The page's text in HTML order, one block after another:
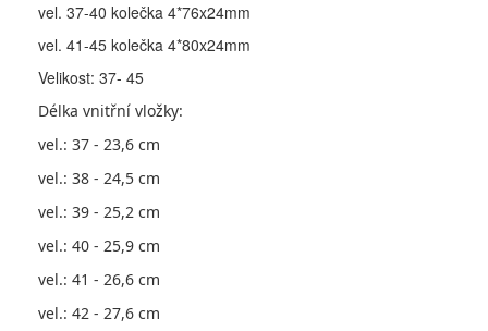
vel. 37-40 kolečka 4*76x24mm
vel. 41-45 kolečka 4*80x24mm
Velikost: 37- 45
Délka vnitřní vložky:
vel.: 37 - 23,6 cm
vel.: 38 - 24,5 cm
vel.: 39 - 25,2 cm
vel.: 40 - 25,9 cm
vel.: 41 - 26,6 cm
vel.: 42 - 27,6 cm